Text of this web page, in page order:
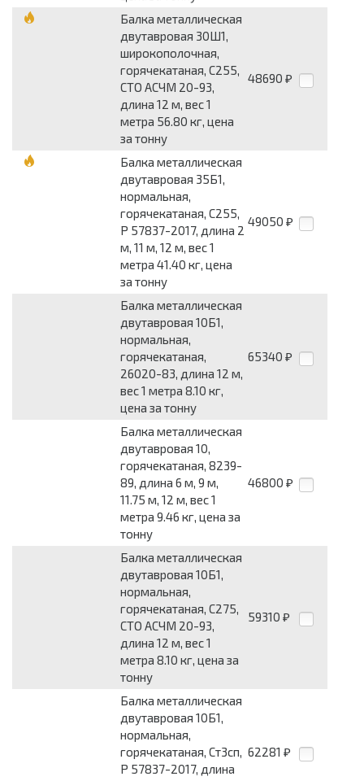
Балка металлическая
двутавровая 30Ш1,
широкополочная,
горячекатаная, С255,
СТО АСЧМ 20-93,
длина 12 м, вес 1
метра 56.80 кг, цена
за тонну
48690 ₽
Балка металлическая
двутавровая 35Б1,
нормальная,
горячекатаная, С255,
Р 57837-2017, длина 2
м, 11 м, 12 м, вес 1
метра 41.40 кг, цена
за тонну
49050 ₽
Балка металлическая
двутавровая 10Б1,
нормальная,
горячекатаная,
26020-83, длина 12 м,
вес 1 метра 8.10 кг,
цена за тонну
65340 ₽
Балка металлическая
двутавровая 10,
горячекатаная, 8239-
89, длина 6 м, 9 м,
11.75 м, 12 м, вес 1
метра 9.46 кг, цена за
тонну
46800 ₽
Балка металлическая
двутавровая 10Б1,
нормальная,
горячекатаная, С275,
СТО АСЧМ 20-93,
длина 12 м, вес 1
метра 8.10 кг, цена за
тонну
59310 ₽
Балка металлическая
двутавровая 10Б1,
нормальная,
горячекатаная, Ст3сп,
Р 57837-2017, длина
62281 ₽